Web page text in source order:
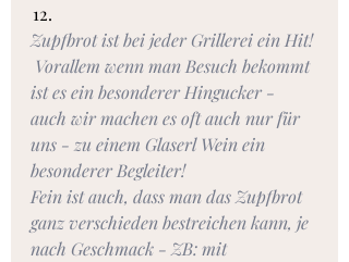
Zupfbrot ist bei jeder Grillerei ein Hit!
Vorallem wenn man Besuch bekommt
ist es ein besonderer Hingucker -
auch wir machen es oft auch nur für
uns - zu einem Glaserl Wein ein
besonderer Begleiter!
Fein ist auch, dass man das Zupfbrot
ganz verschieden bestreichen kann, je
nach Geschmack - ZB: mit